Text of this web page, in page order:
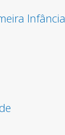
Infância